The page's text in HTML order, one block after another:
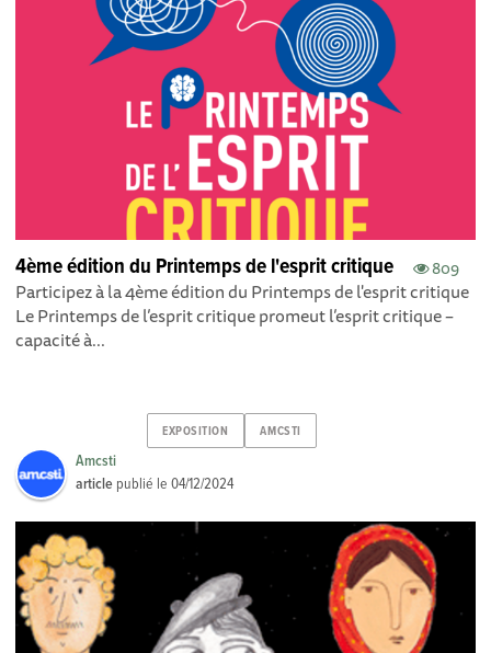
809
4ème édition du Printemps de l'esprit critique
Participez à la 4ème édition du Printemps de l'esprit critique
Le Printemps de l’esprit critique promeut l’esprit critique –
capacité à...
EXPOSITION AMCSTI
Amcsti
article publié le04/12/2024